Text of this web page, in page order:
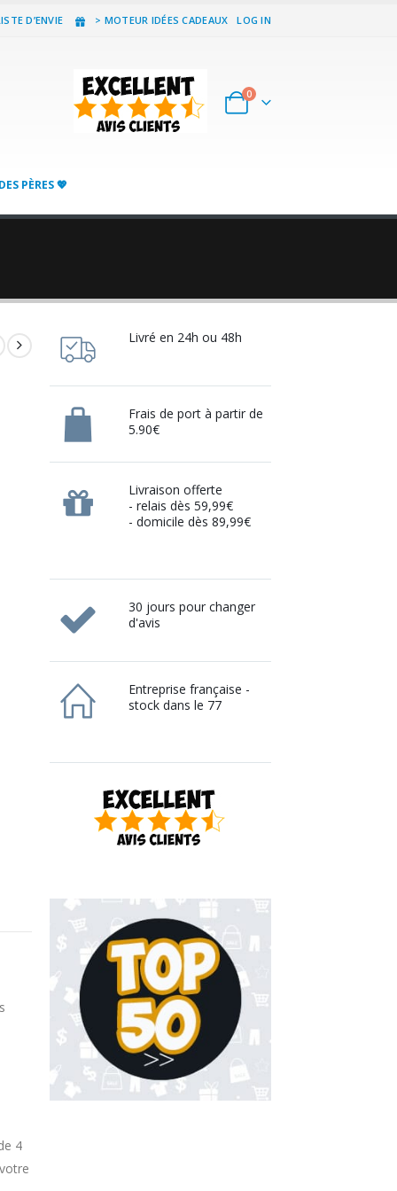
D’ENVIE > MOTEUR IDÉES CADEAUX LOG IN
0
PÈRES 💖
4
Livré en 24h ou 48h
Frais de port à partir de
5.90€
Livraison offerte
- relais dès 59,99€
- domicile dès 89,99€
30 jours pour changer
d'avis
Entreprise française -
stock dans le 77